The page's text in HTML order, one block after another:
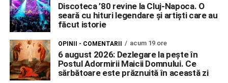
Discoteca ’80 revine la Cluj-Napoca. O
seară cu hituri legendare și artiști care au
făcut istorie
OPINII - COMENTARII acum 19 ore
6 august 2026: Dezlegare la pește în
Postul Adormirii Maicii Domnului. Ce
sărbătoare este prăznuită în această zi